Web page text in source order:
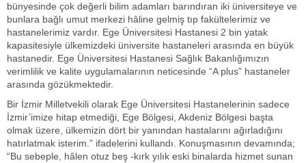
bünyesinde çok değerli bilim adamları barındıran iki üniversiteye ve
bunlara bağlı umut merkezi hâline gelmiş tıp fakültelerimiz ve
hastanelerimiz vardır. Ege Üniversitesi Hastanesi 2 bin yatak
kapasitesiyle ülkemizdeki üniversite hastaneleri arasında en büyük
hastanedir. Ege Üniversitesi Hastanesi Sağlık Bakanlığımızın
verimlilik ve kalite uygulamalarının neticesinde “A plus” hastaneler
arasında gözükmektedir.
Bir İzmir Milletvekili olarak Ege Üniversitesi Hastanelerinin sadece
İzmir’imize hitap etmediği, Ege Bölgesi, Akdeniz Bölgesi başta
olmak üzere, ülkemizin dört bir yanından hastalarını ağırladığını
hatırlatmak isterim.” ifadelerini kullandı. Konuşmasının devamında;
“Bu sebeple, hâlen otuz beş -kırk yılık eski binalarda hizmet sunan